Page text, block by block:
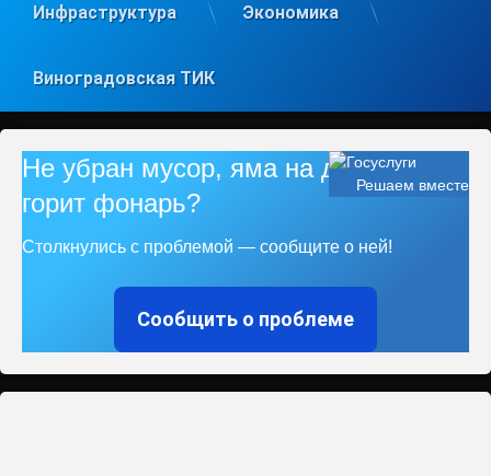
Инфраструктура Экономика
Виноградовская ТИК
Решаем вместе
Не убран мусор, яма на дороге, не
горит фонарь?
Столкнулись с проблемой — сообщите о ней!
Сообщить о проблеме